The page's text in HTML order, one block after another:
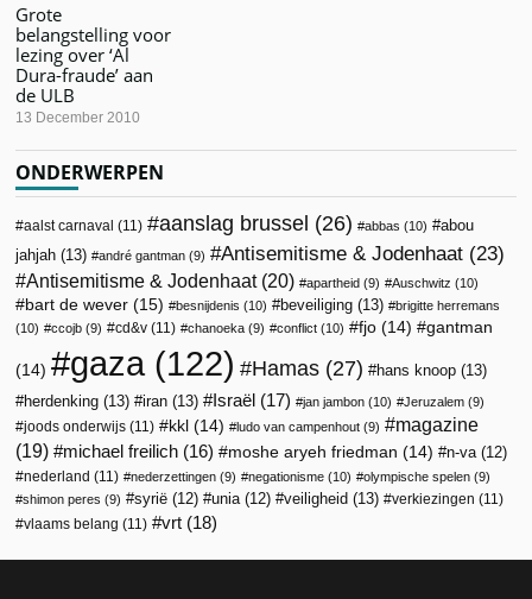
Grote
belangstelling voor
lezing over ‘Al
Dura-fraude’ aan
de ULB
13 December 2010
ONDERWERPEN
aalst carnaval (11) aanslag brussel (26) abbas (10)
abou
jahjah (13) andré gantman (9) Antisemitisme & Jodenhaat (23)
Antisemitisme & Jodenhaat(20) apartheid (9) Auschwitz (10)
bart de wever (15) besnijdenis (10) beveiliging (13)
brigitte herremans
(10)
ccojb (9) cd&v (11) chanoeka (9) conflict (10) fjo (14) gantman
(14) gaza(122) Hamas (27) hans knoop (13)
herdenking (13) iran (13) Israël (17) jan jambon (10) Jeruzalem (9)
joods onderwijs (11) kkl (14) ludo van campenhout (9)
magazine
(19)
michael freilich (16) moshe aryeh friedman (14) n-va (12)
nederland (11) nederzettingen (9) negationisme (10) olympische spelen (9)
shimon peres (9) syrië (12) unia (12) veiligheid (13) verkiezingen (11)
vlaams belang (11) vrt (18)